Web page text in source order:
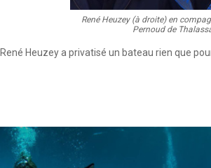
René Heuzey (à droite) en
Pernoud de
Heuzey a privatisé un bateau rien que